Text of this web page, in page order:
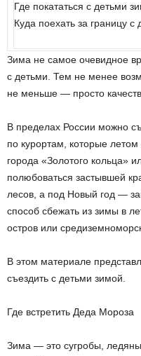
Где покататься с детьми
Куда поехать за границу с
Зима не самое очевидное
с детьми. Тем не менее
не меньше — просто
В пределах России можно
по курортам, которые летом
города «Золотого кольца»
полюбоваться застывшей
лесов, а под Новый год —
способ сбежать из зимы в
остров или
В этом материале
съездить с детьми зимой.
Где встретить Деда Мороза
Зима — это сугробы,